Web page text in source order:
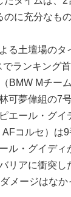
に充分なもの
る土壇場のタ
ランキング
BMW Mチー
可夢偉組の7
エール・グイ
コルセ）は9
ル・グイディ
リアに衝突し
メージはなか